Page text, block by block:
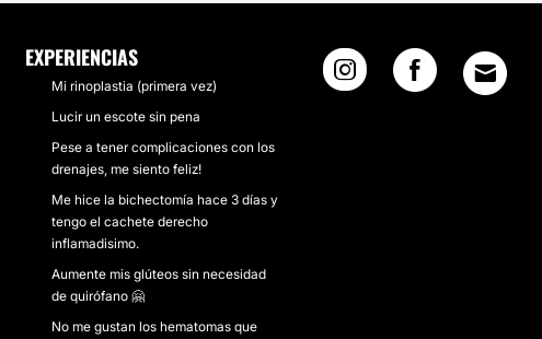
EXPERIENCIAS
Mi rinoplastia (primera vez)
Lucir un escote sin pena
Pese a tener complicaciones con los
drenajes, me siento feliz!
Me hice la bichectomía hace 3 días y
tengo el cachete derecho
inflamadisimo.
Aumente mis glúteos sin necesidad
de quirófano 🤗
No me gustan los hematomas que